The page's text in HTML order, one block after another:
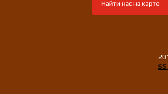
Найти нас на карте